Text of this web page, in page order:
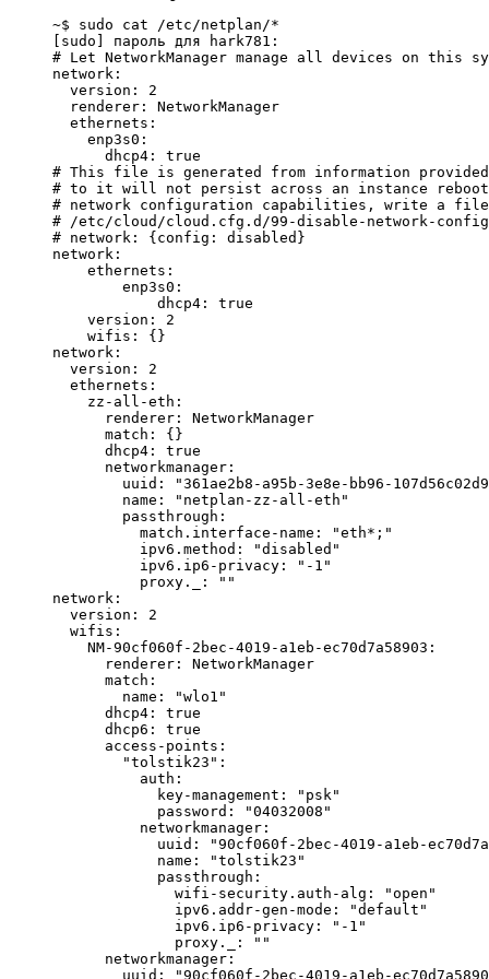
~$ sudo cat /etc/netplan/*
[sudo] пароль для hark781:
# Let NetworkManager manage all devices on this
network:
  version: 2
  renderer: NetworkManager
  ethernets:
    enp3s0:
      dhcp4: true
# This file is generated from information provided
# to it will not persist across an instance
# network configuration capabilities, write a file
# /etc/cloud/cloud.cfg.d/99-disable-network-
# network: {config: disabled}
network:
    ethernets:
        enp3s0:
            dhcp4: true
    version: 2
    wifis: {}
network:
  version: 2
  ethernets:
    zz-all-eth:
      renderer: NetworkManager
      match: {}
      dhcp4: true
      networkmanager:
uuid: "361ae2b8-a95b-3e8e-bb96-
        name: "netplan-zz-all-eth"
        passthrough:
          match.interface-name: "eth*;"
          ipv6.method: "disabled"
          ipv6.ip6-privacy: "-1"
          proxy._: ""
network:
  version: 2
  wifis:
    NM-90cf060f-2bec-4019-a1eb-ec70d7a58903:
      renderer: NetworkManager
      match:
        name: "wlo1"
      dhcp4: true
      dhcp6: true
      access-points:
        "tolstik23":
          auth:
            key-management: "psk"
            password: "04032008"
          networkmanager:
uuid: "90cf060f-2bec-4019-a1eb-
            name: "tolstik23"
            passthrough:
              wifi-security.auth-alg: "open"
              ipv6.addr-gen-mode: "default"
              ipv6.ip6-privacy: "-1"
              proxy._: ""
      networkmanager:
uuid: "90cf060f-2bec-4019-a1eb-